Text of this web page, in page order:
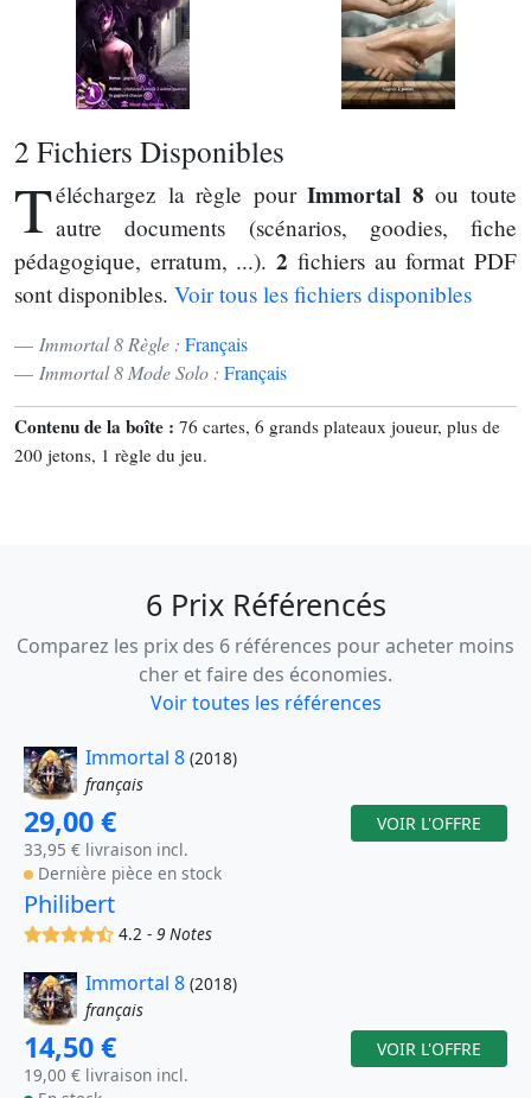
2 Fichiers Disponibles
Téléchargez la règle pourImmortal 8 ou toute
autre documents (scénarios, goodies, fiche
pédagogique, erratum, ...).2 fichiers au format PDF
sont disponibles. Voir tous les fichiers disponibles
Immortal 8 Règle : Français
Immortal 8 Mode Solo : Français
Contenu de la boîte : 76 cartes, 6 grands plateaux joueur, plus de
200 jetons, 1 règle du jeu.
6 Prix Référencés
Comparez les prix des 6 références pour acheter moins
cher et faire des économies.
Voir toutes les références
Immortal 8 (2018)
français
29,00 €
33,95 € livraison incl.
Dernière pièce en stock
VOIR L'OFFRE
Philibert
(x)(x)(x)(x)(,)
4.2 - 9 Notes
Immortal 8 (2018)
français
14,50 €
19,00 € livraison incl.
VOIR L'OFFRE